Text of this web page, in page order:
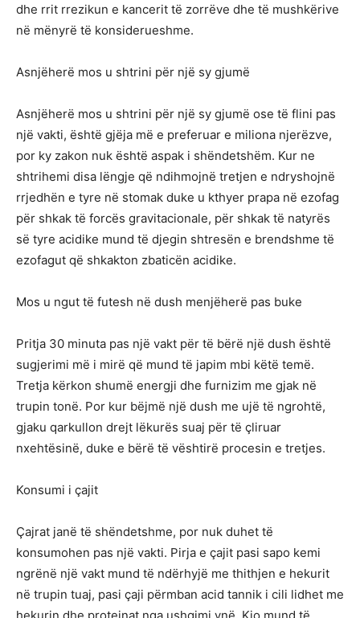
dhe rrit rrezikun e kancerit të zorrëve dhe të mushkërive
në mënyrë të konsiderueshme.
Asnjëherë mos u shtrini për një sy gjumë
Asnjëherë mos u shtrini për një sy gjumë ose të flini pas
një vakti, është gjëja më e preferuar e miliona njerëzve,
por ky zakon nuk është aspak i shëndetshëm. Kur ne
shtrihemi disa lëngje që ndihmojnë tretjen e ndryshojnë
rrjedhën e tyre në stomak duke u kthyer prapa në ezofag
për shkak të forcës gravitacionale, për shkak të natyrës
së tyre acidike mund të djegin shtresën e brendshme të
ezofagut që shkakton zbaticën acidike.
Mos u ngut të futesh në dush menjëherë pas buke
Pritja 30 minuta pas një vakt për të bërë një dush është
sugjerimi më i mirë që mund të japim mbi këtë temë.
Tretja kërkon shumë energji dhe furnizim me gjak në
trupin tonë. Por kur bëjmë një dush me ujë të ngrohtë,
gjaku qarkullon drejt lëkurës suaj për të çliruar
nxehtësinë, duke e bërë të vështirë procesin e tretjes.
Konsumi i çajit
Çajrat janë të shëndetshme, por nuk duhet të
konsumohen pas një vakti. Pirja e çajit pasi sapo kemi
ngrënë një vakt mund të ndërhyjë me thithjen e hekurit
në trupin tuaj, pasi çaji përmban acid tannik i cili lidhet me